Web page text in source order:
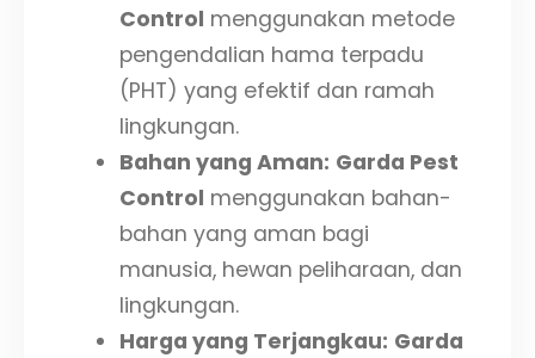
Control menggunakan metode
pengendalian hama terpadu
(PHT) yang efektif dan ramah
lingkungan.
Bahan yang Aman: Garda Pest
Control menggunakan bahan-
bahan yang aman bagi
manusia, hewan peliharaan, dan
lingkungan.
Harga yang Terjangkau: Garda